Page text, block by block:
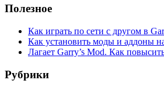
Полезное
Как играть по сети с другом в
Как установить моды и аддоны
Лагает Garry’s Mod. Как
Рубрики